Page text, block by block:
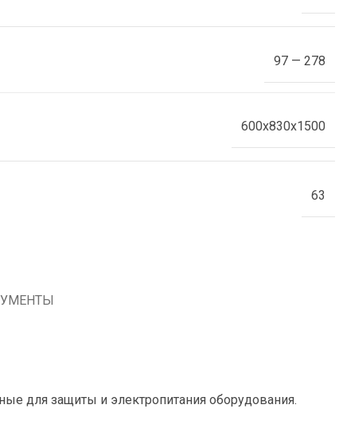
97 — 278
600x830x1500
63
для защиты и электропитания оборудования.